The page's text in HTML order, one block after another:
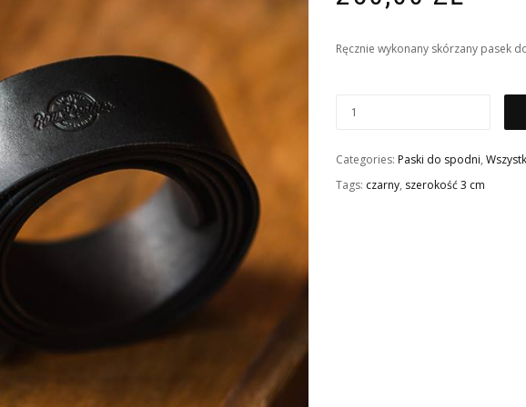
Ręcznie wykonany skórzany pasek
Categories: Paski do spodni,
Tags: czarny, szerokość 3 cm